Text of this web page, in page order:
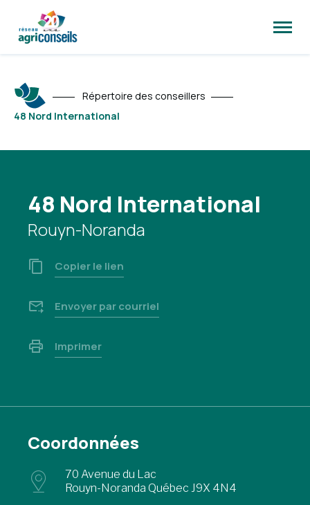
la
Répertoire des conseillers
48 Nord International
48 Nord International
Rouyn-Noranda
Copier le lien
Envoyer par courriel
Imprimer
Coordonnées
70 Avenue du Lac
Rouyn-Noranda Québec J9X 4N4